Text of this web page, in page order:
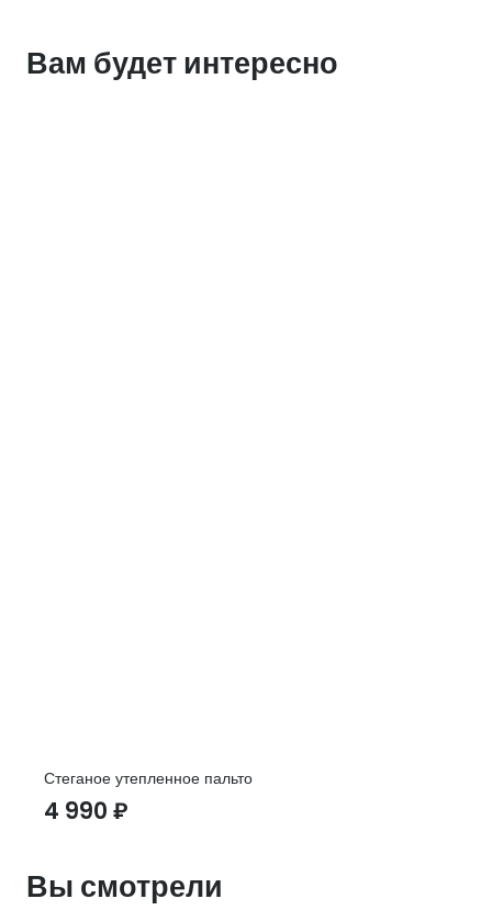
Вам будет интересно
Стеганое утепленное пальто
4 990 ₽
Вы смотрели